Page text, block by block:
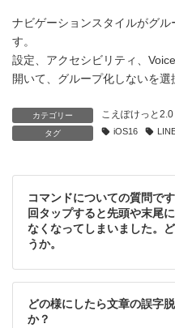
新
:
ナビゲーションスタイルがグ
す。
設定、アクセシビリティ、
開いて、グループ化しないを選
カテゴリー こえぽけっと2.0
タグ iOS16
コマンドについての質問で
回タップすると先頭や末尾
なくなってしまいました。
うか。
どの様にしたら文章の誤字
か？